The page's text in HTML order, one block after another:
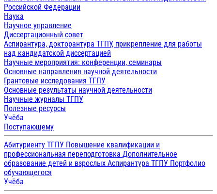
Российской Федерации
Наука
Научное управление
Диссертационный совет
Аспирантура, докторантура ТГПУ, прикрепление для работы
над кандидатской диссертацией
Научные мероприятия: конференции, семинары
Основные направления научной деятельности
Грантовые исследования ТГПУ
Основные результаты научной деятельности
Научные журналы ТГПУ
Полезные ресурсы
Учёба
Поступающему
Абитуриенту ТГПУ Повышение квалификации и
профессиональная переподготовка Дополнительное
образование детей и взрослых Аспирантура ТГПУ Портфолио
обучающегося
Учёба